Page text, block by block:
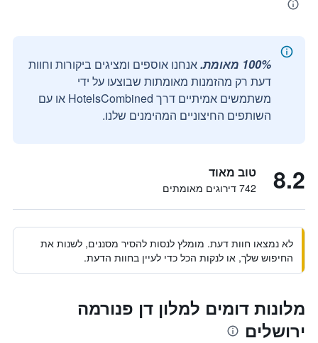
100% מאומת.
אנחנו אוספים ומציגים ביקורות וחוות
דעת רק מהזמנות מאומתות שבוצעו על ידי
משתמשים אמיתיים דרך HotelsCombined או עם
השותפים החיצוניים המהימנים שלנו.
8.2 טוב מאוד
742 דירוגים מאומתים
לא נמצאו חוות דעת. מומלץ לנסות להסיר מסננים, לשנות את
החיפוש שלך, או לנקות הכל כדי לעיין בחוות הדעת.
מלונות דומים למלון דן פנורמה
ירושלים